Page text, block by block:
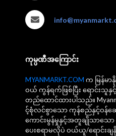
ကုမ္ပဏီအကြောင်း
MYANMARKT.COM က မြန်မ
ဝယ် ကွန်ရက်ဖြစ်ပြီး ရောင်း
တည်ထောင်ထားပါသည်။
င့်စုံလင်စွာသော ကုန်စည်နှင့်ဝန်ဆ
ကောင်းမွန်မှုနှင့်အတူချိုသာသော ဈ
ပေးစရာမလိုပဲ ဝယ်ယူ/ရောင်းချ